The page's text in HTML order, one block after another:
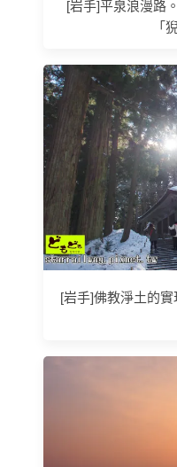
[岩手]平泉浪漫路
「
[岩手]佛教淨土的